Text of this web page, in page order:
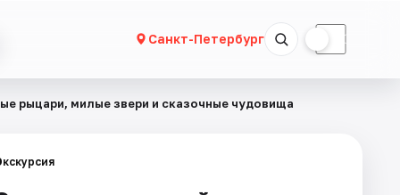
Санкт-Петербург ☾
рыцари, милые звери и сказочные чудовища